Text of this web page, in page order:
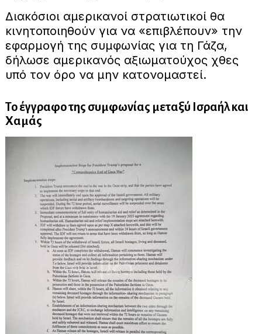
Διακόσιοι αμερικανοί στρατιωτικοί θα
κινητοποιηθούν για να «επιβλέπουν» την
εφαρμογή της συμφωνίας για τη Γάζα,
δήλωσε αμερικανός αξιωματούχος χθες
υπό τον όρο να μην κατονομαστεί.
Το έγγραφο της συμφωνίας μεταξύ Ισραήλ και
Χαμάς